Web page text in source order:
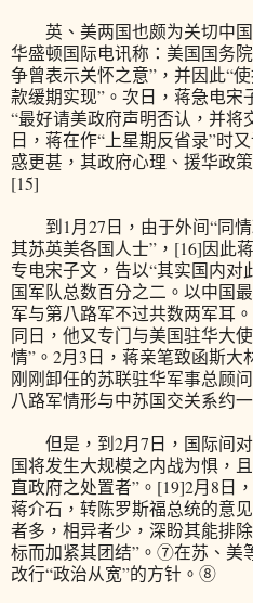
英、美两国也颇为关切中国
华盛顿国际电讯称：美国国务
争曾表示关怀之意”，并因此“
款缓期实现”。次日，蒋急电宋
“最好请美政府声明否认，并将
日，蒋在作“上星期反省录”时
惑更甚，其政府心理、援华政
[15]
到1月27日，由于外间“同情
其苏英美各国人士”，[16]因此
专电宋子文，告以“其实国内对
国军队总数百分之二。以中国
军与第八路军不过共数两军耳
同日，他又专门与美国驻华大
情”。2月3日，蒋亲笔致函斯
刚刚卸任的苏联驻华军事总顾
八路军情形与中苏国交关系约
但是，到2月7日，国际间对
国将发生大规模之内战为惧，
直政府之处置者”。[19]2月8日
蒋介石，转陈罗斯福总统的意
者多，相异者少，深盼其能排
标而加紧其团结”。⑦在苏、美
改行“政治从宽”的方针。⑧